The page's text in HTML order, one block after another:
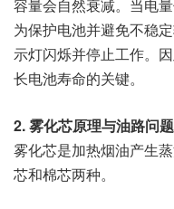
容量会自然衰减。当电
为保护电池并避免不稳
示灯闪烁并停止工作。
长电池寿命的关键。
2. 雾化芯原理与油路问题
雾化芯是加热烟油产生
芯和棉芯两种。